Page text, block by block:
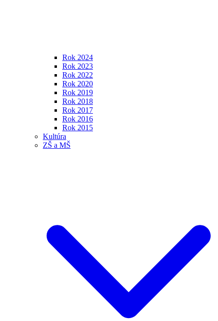
Rok 2024
Rok 2023
Rok 2022
Rok 2020
Rok 2019
Rok 2018
Rok 2017
Rok 2016
Rok 2015
Kultúra
ZŠ a MŠ